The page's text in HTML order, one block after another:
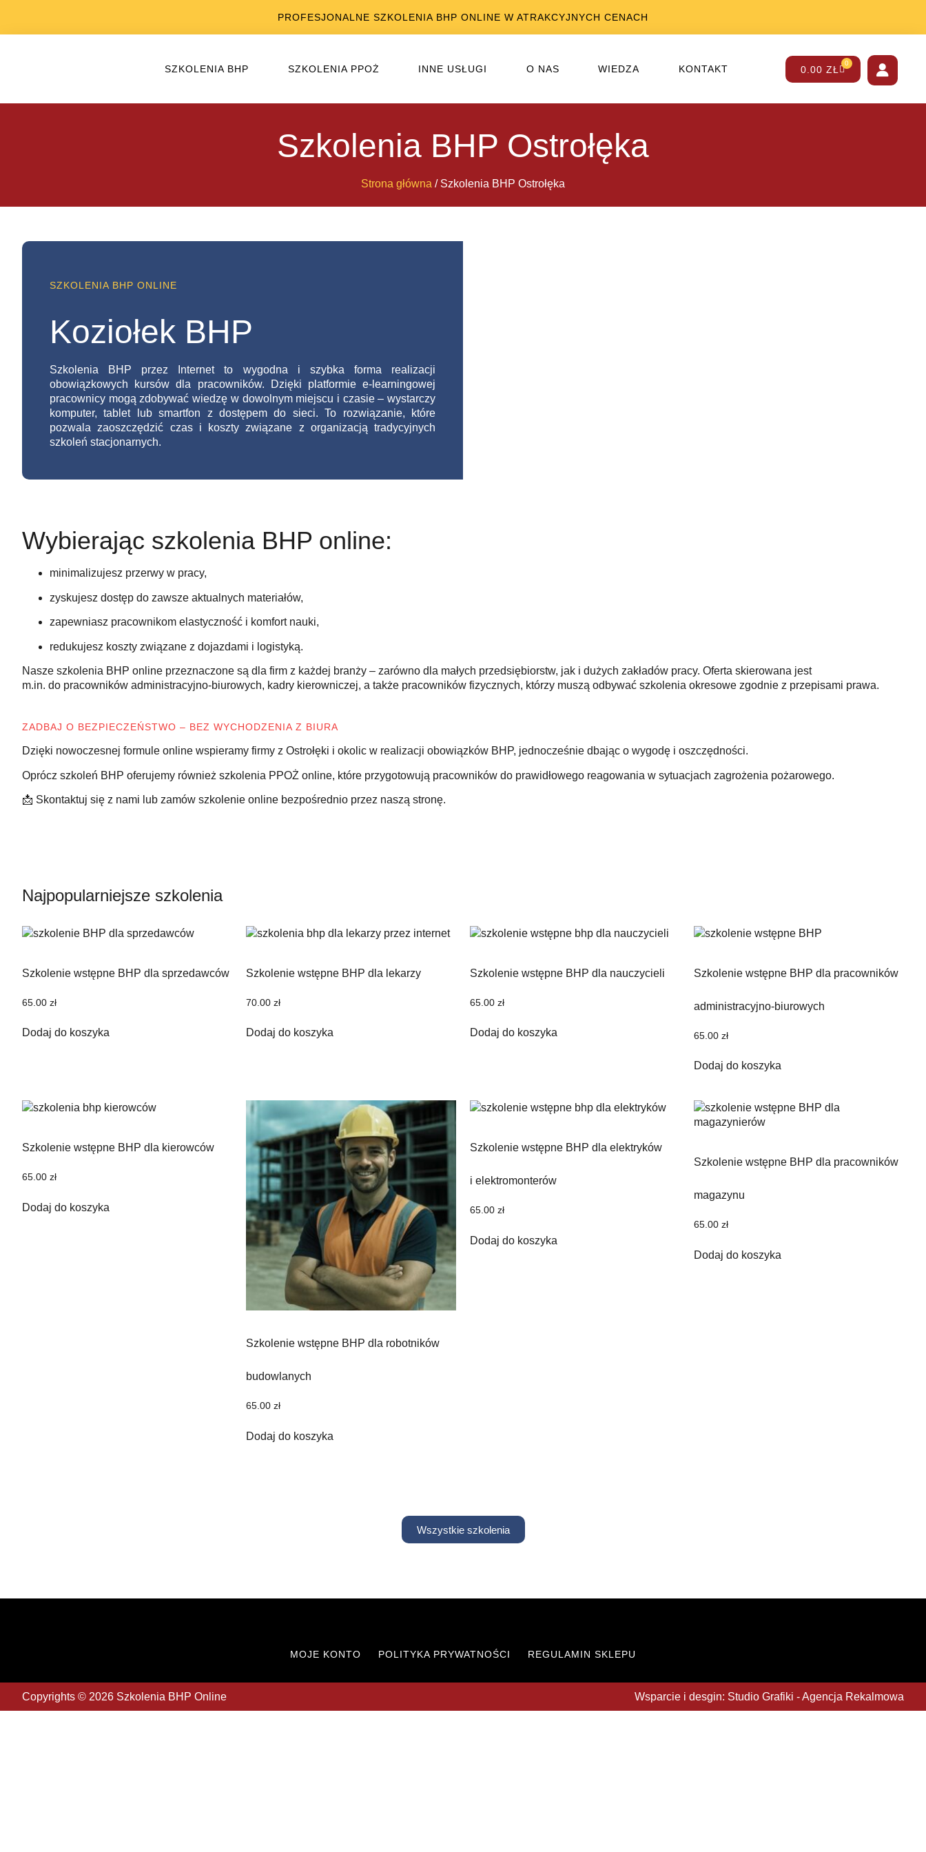
PROFESJONALNE SZKOLENIA BHP ONLINE W ATRAKCYJNYCH CENACH
SZKOLENIA BHP SZKOLENIA PPOŻ INNE USŁUGI O NAS WIEDZA KONTAKT 0.00ZŁ
0
Szkolenia BHP Ostrołęka
Strona główna / Szkolenia BHP Ostrołęka
SZKOLENIA BHP ONLINE
Koziołek BHP
Szkolenia BHP przez Internet to wygodna i szybka forma realizacji
obowiązkowych kursów dla pracowników. Dzięki platformie e-learningowej
pracownicy mogą zdobywać wiedzę w dowolnym miejscu i czasie – wystarczy
komputer, tablet lub smartfon z dostępem do sieci. To rozwiązanie, które
pozwala zaoszczędzić czas i koszty związane z organizacją tradycyjnych
szkoleń stacjonarnych.
Wybierając szkolenia BHP online:
minimalizujesz przerwy w pracy,
zyskujesz dostęp do zawsze aktualnych materiałów,
zapewniasz pracownikom elastyczność i komfort nauki,
redukujesz koszty związane z dojazdami i logistyką.
Nasze szkolenia BHP online przeznaczone są dla firm z każdej branży – zarówno dla małych przedsiębiorstw, jak i dużych zakładów pracy. Oferta skierowana jest
m.in. do pracowników administracyjno-biurowych, kadry kierowniczej, a także pracowników fizycznych, którzy muszą odbywać szkolenia okresowe zgodnie z przepisami prawa.
ZADBAJ O BEZPIECZEŃSTWO – BEZ WYCHODZENIA Z BIURA
Dzięki nowoczesnej formule online wspieramy firmy z Ostrołęki i okolic w realizacji obowiązków BHP, jednocześnie dbając o wygodę i oszczędności.
Oprócz szkoleń BHP oferujemy również szkolenia PPOŻ online, które przygotowują pracowników do prawidłowego reagowania w sytuacjach zagrożenia pożarowego.
📩 Skontaktuj się z nami lub zamów szkolenie online bezpośrednio przez naszą stronę.
Najpopularniejsze szkolenia
Szkolenie wstępne BHP dla sprzedawców
65.00 zł
Dodaj do koszyka
Szkolenie wstępne BHP dla lekarzy
70.00 zł
Dodaj do koszyka
Szkolenie wstępne BHP dla nauczycieli
65.00 zł
Dodaj do koszyka
Szkolenie wstępne BHP dla pracowników
administracyjno-biurowych
65.00 zł
Dodaj do koszyka
Szkolenie wstępne BHP dla kierowców
65.00 zł
Dodaj do koszyka
Szkolenie wstępne BHP dla robotników
budowlanych
65.00 zł
Dodaj do koszyka
Szkolenie wstępne BHP dla elektryków
i elektromonterów
65.00 zł
Dodaj do koszyka
Szkolenie wstępne BHP dla pracowników
magazynu
65.00 zł
Dodaj do koszyka
Wszystkie szkolenia
MOJE KONTO POLITYKA PRYWATNOŚCI REGULAMIN SKLEPU
Copyrights © 2026 Szkolenia BHP Online Wsparcie i desgin: Studio Grafiki - Agencja Rekalmowa